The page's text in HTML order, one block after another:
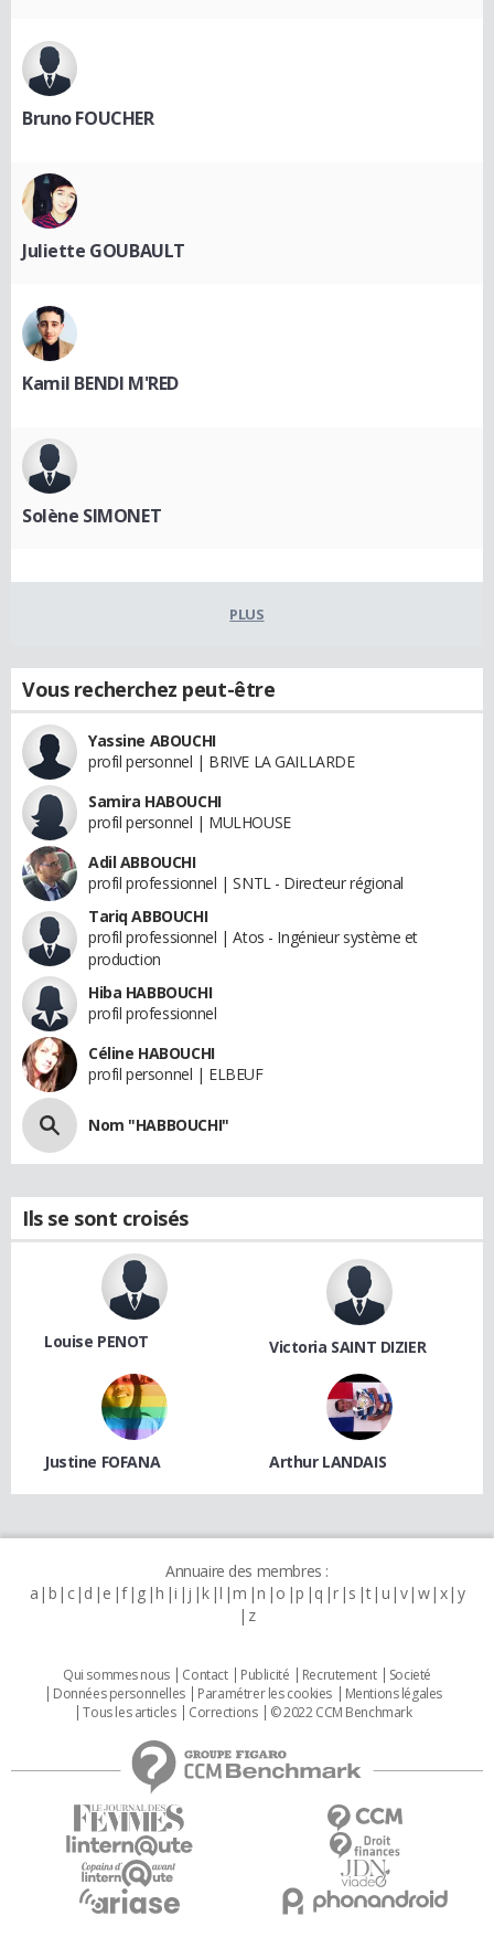
Bruno FOUCHER
Juliette GOUBAULT
Kamil BENDI M'RED
Solène SIMONET
PLUS
Vous recherchez peut-être
Yassine ABOUCHI
profil personnel | BRIVE LA GAILLARDE
Samira HABOUCHI
profil personnel | MULHOUSE
Adil ABBOUCHI
profil professionnel | SNTL - Directeur régional
Tariq ABBOUCHI
profil professionnel | Atos - Ingénieur système et
production
Hiba HABBOUCHI
profil professionnel
Céline HABOUCHI
profil personnel | ELBEUF
Nom "HABBOUCHI"
Ils se sont croisés
Louise PENOT Victoria SAINT DIZIER
Justine FOFANA Arthur LANDAIS
Annuaire des membres :
a b c d e f g h i j k l m n o p q r s t u v w x y
z
Qui sommes nous Contact Publicité Recrutement
Societé
Données personnelles
Paramétrer les cookies
Mentions légales
Tous les articles
Corrections © 2022 CCM Benchmark